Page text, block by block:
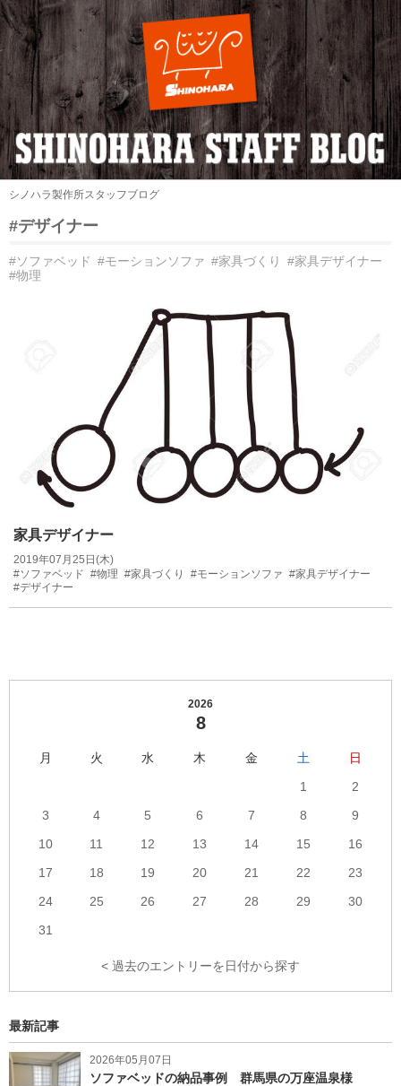
シノハラ製作所スタッフブログ
#デザイナー
#ソファベッド #モーションソファ #家具づくり
#家具デザイナー
#物理
家具デザイナー
2019年07月25日(木)
#ソファベッド #物理 #家具づくり #モーションソファ #家具デザイナー
#デザイナー
2026
8
月 火 水 木 金 土
日
1
2
3
4 5 6 7 8
9
10
11 12 13 14 15
16
17
18 19 20 21 22
23
24
25 26 27 28 29
30
31
< 過去のエントリーを日付から探す
最新記事
2026年05月07日
ソファベッドの納品事例 群馬県の万座温泉様